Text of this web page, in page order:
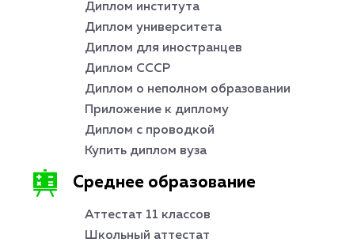
Диплом института
Диплом университета
Диплом для иностранцев
Диплом СССР
Диплом о неполном образовании
Приложение к диплому
Диплом с проводкой
Купить диплом вуза
Среднее образование
Аттестат 11 классов
Школьный аттестат